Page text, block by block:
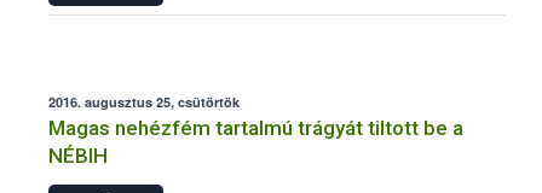
2016. augusztus 25, csütörtök
Magas nehézfém tartalmú trágyát tiltott be a
NÉBIH